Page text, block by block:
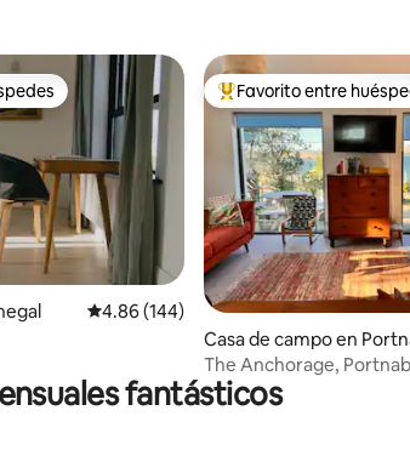
reseñasCalificación promedio: 4.86 de 5, 144
4.86 (144)
Favorito entre
Favorito entre
Casa de campo en
The Anchorage,
Atlantic Way.
fantásticos